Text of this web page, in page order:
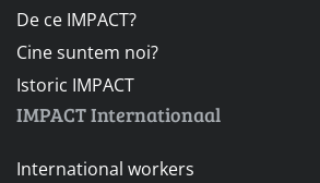
De ce IMPACT?
Cine suntem noi?
Istoric IMPACT
IMPACT Internationaal
International workers